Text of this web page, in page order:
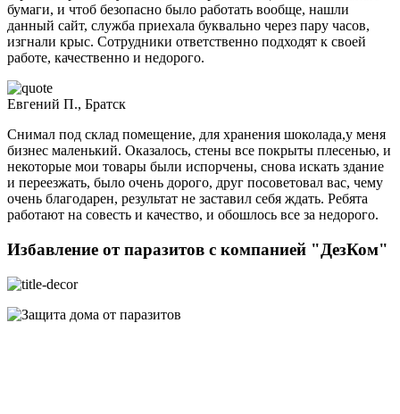
бумаги, и чтоб безопасно было работать вообще, нашли
данный сайт, служба приехала буквально через пару часов,
изгнали крыс. Сотрудники ответственно подходят к своей
работе, качественно и недорого.
Евгений П., Братск
Снимал под склад помещение, для хранения шоколада,у меня
бизнес маленький. Оказалось, стены все покрыты плесенью, и
некоторые мои товары были испорчены, снова искать здание
и переезжать, было очень дорого, друг посоветовал вас, чему
очень благодарен, результат не заставил себя ждать. Ребята
работают на совесть и качество, и обошлось все за недорого.
Избавление от паразитов с компанией "ДезКом"